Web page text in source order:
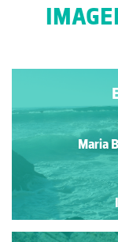
Maria